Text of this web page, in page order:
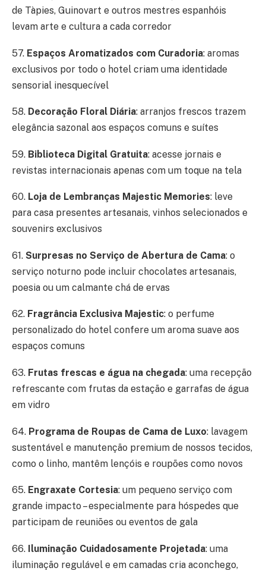
de Tàpies, Guinovart e outros mestres espanhóis
levam arte e cultura a cada corredor
57. Espaços Aromatizados com Curadoria: aromas
exclusivos por todo o hotel criam uma identidade
sensorial inesquecível
58. Decoração Floral Diária: arranjos frescos trazem
elegância sazonal aos espaços comuns e suítes
59. Biblioteca Digital Gratuita: acesse jornais e
revistas internacionais apenas com um toque na tela
60. Loja de Lembranças Majestic Memories: leve
para casa presentes artesanais, vinhos selecionados e
souvenirs exclusivos
61. Surpresas no Serviço de Abertura de Cama: o
serviço noturno pode incluir chocolates artesanais,
poesia ou um calmante chá de ervas
62. Fragrância Exclusiva Majestic: o perfume
personalizado do hotel confere um aroma suave aos
espaços comuns
63. Frutas frescas e água na chegada: uma recepção
refrescante com frutas da estação e garrafas de água
em vidro
64. Programa de Roupas de Cama de Luxo: lavagem
sustentável e manutenção premium de nossos tecidos,
como o linho, mantêm lençóis e roupões como novos
65. Engraxate Cortesia: um pequeno serviço com
grande impacto – especialmente para hóspedes que
participam de reuniões ou eventos de gala
66. Iluminação Cuidadosamente Projetada: uma
iluminação regulável e em camadas cria aconchego,